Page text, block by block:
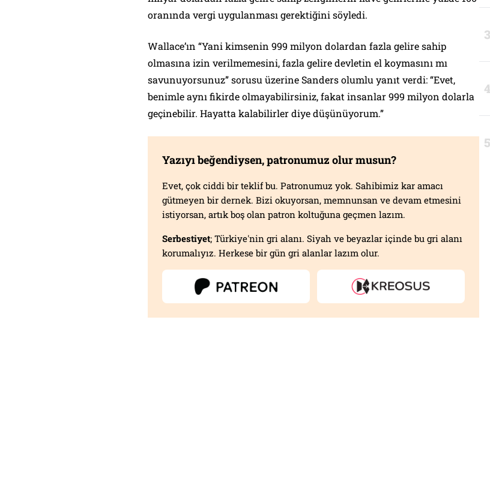
oranında vergi uygulanması gerektiğini söyledi.
Wallace’ın “Yani kimsenin 999 milyon dolardan fazla gelire sahip
olmasına izin verilmemesini, fazla gelire devletin el koymasını mı
savunuyorsunuz” sorusu üzerine Sanders olumlu yanıt verdi: “Evet,
benimle aynı fikirde olmayabilirsiniz, fakat insanlar 999 milyon dolarla
geçinebilir. Hayatta kalabilirler diye düşünüyorum.”
Yazıyı beğendiysen, patronumuz olur musun?
Evet, çok ciddi bir teklif bu. Patronumuz yok. Sahibimiz kar amacı
gütmeyen bir dernek. Bizi okuyorsan, memnunsan ve devam etmesini
istiyorsan, artık boş olan patron koltuğuna geçmen lazım.
Serbestiyet; Türkiye'nin gri alanı. Siyah ve beyazlar içinde bu gri alanı
korumalıyız. Herkese bir gün gri alanlar lazım olur.